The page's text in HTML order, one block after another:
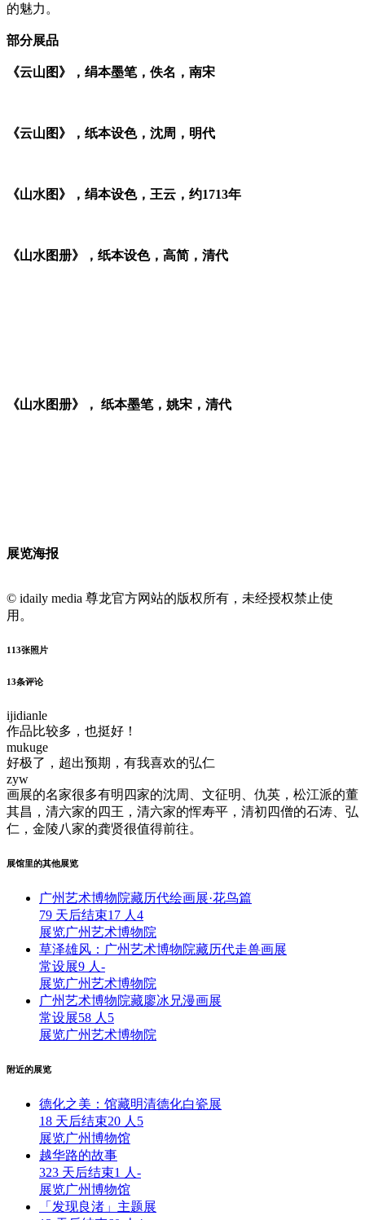
的魅力。
部分展品
《云山图》，绢本墨笔，佚名，南宋
《云山图》，纸本设色，沈周，明代
《山水图》，绢本设色，王云，约1713年
《山水图册》，纸本设色，高简，清代
《山水图册》， 纸本墨笔，姚宋，清代
展览海报
© idaily media 尊龙官方网站的版权所有，未经授权禁止使
用。
113张照片
13条评论
ijidianle
作品比较多，也挺好！
mukuge
好极了，超出预期，有我喜欢的弘仁
zyw
画展的名家很多有明四家的沈周、文征明、仇英，松江派的董
其昌，清六家的四王，清六家的恽寿平，清初四僧的石涛、弘
仁，金陵八家的龚贤很值得前往。
展馆里的其他展览
广州艺术博物院藏历代绘画展·花鸟篇
79 天后结束17 人 4
展览广州艺术博物院
草泽雄风：广州艺术博物院藏历代走兽画展
常设展9 人 -
展览广州艺术博物院
广州艺术博物院藏廖冰兄漫画展
常设展58 人 5
展览广州艺术博物院
附近的展览
德化之美：馆藏明清德化白瓷展
18 天后结束20 人 5
展览广州博物馆
越华路的故事
323 天后结束1 人 -
展览广州博物馆
「发现良渚」主题展